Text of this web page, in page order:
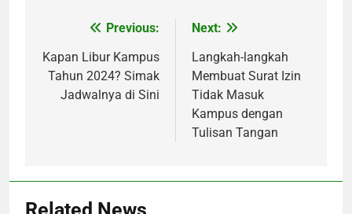
navigation
Previous:
Kapan Libur Kampus
Tahun 2024? Simak
Jadwalnya di Sini
Next:
Langkah-langkah
Membuat Surat Izin
Tidak Masuk
Kampus dengan
Tulisan Tangan